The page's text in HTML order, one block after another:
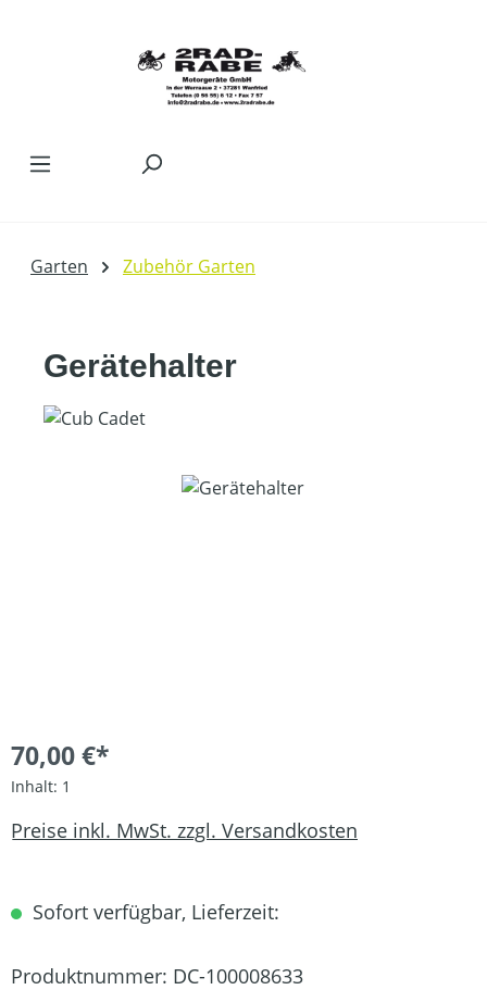
Garten Zubehör Garten
Gerätehalter
Bildergalerie überspringen
70,00 €*
Inhalt: 1
Preise inkl. MwSt. zzgl. Versandkosten
Sofort verfügbar, Lieferzeit:
Produktnummer: DC-100008633